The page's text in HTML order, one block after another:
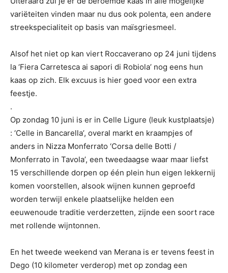
variëteiten vinden maar nu dus ook polenta, een andere
streekspecialiteit op basis van maïsgriesmeel.
Alsof het niet op kan viert Roccaverano op 24 juni tijdens
la ‘Fiera Carretesca ai sapori di Robiola’ nog eens hun
kaas op zich. Elk excuus is hier goed voor een extra
feestje.
.
Op zondag 10 juni is er in Celle Ligure (leuk kustplaatsje)
: ‘Celle in Bancarella’, overal markt en kraampjes of
anders in Nizza Monferrato ‘Corsa delle Botti /
Monferrato in Tavola’, een tweedaagse waar maar liefst
15 verschillende dorpen op één plein hun eigen lekkernij
komen voorstellen, alsook wijnen kunnen geproefd
worden terwijl enkele plaatselijke helden een
eeuwenoude traditie verderzetten, zijnde een soort race
met rollende wijntonnen.
En het tweede weekend van Merana is er tevens feest in
Dego (10 kilometer verderop) met op zondag een